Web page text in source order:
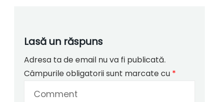
Lasă un răspuns
Adresa ta de email nu va fi publicată.
Câmpurile obligatorii sunt marcate cu *